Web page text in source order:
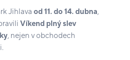
Jihlava od 11. do 14. dubna,
Víkend plný slev
, nejen v obchodech